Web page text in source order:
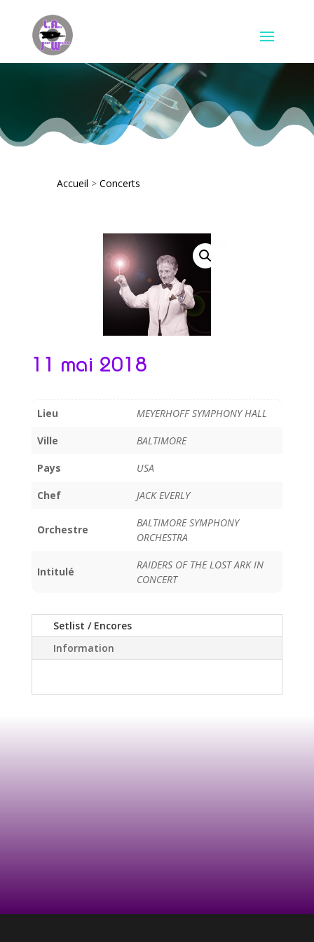
Accueil > Concerts
11 mai 2018
Lieu MEYERHOFF SYMPHONY HALL
Ville BALTIMORE
Pays USA
Chef JACK EVERLY
Orchestre
BALTIMORE SYMPHONY
ORCHESTRA
Intitulé
RAIDERS OF THE LOST ARK IN
CONCERT
Setlist / Encores
Information